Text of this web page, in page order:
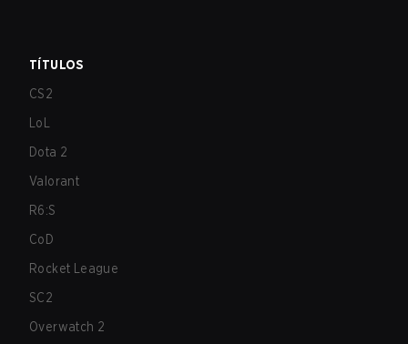
TÍTULOS
CS2
LoL
Dota 2
Valorant
R6:S
CoD
Rocket League
SC2
Overwatch 2